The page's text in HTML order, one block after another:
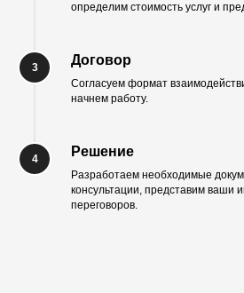
определим стоимость услуг и
Договор
Согласуем формат
начнем работу.
Решение
Разработаем необходимые
консультации, представим ваши
переговоров.